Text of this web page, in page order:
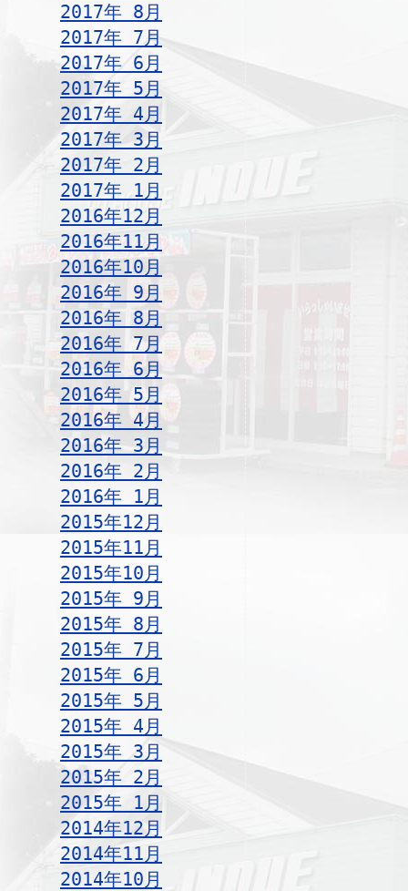
2017年 8月
2017年 7月
2017年 6月
2017年 5月
2017年 4月
2017年 3月
2017年 2月
2017年 1月
2016年12月
2016年11月
2016年10月
2016年 9月
2016年 8月
2016年 7月
2016年 6月
2016年 5月
2016年 4月
2016年 3月
2016年 2月
2016年 1月
2015年12月
2015年11月
2015年10月
2015年 9月
2015年 8月
2015年 7月
2015年 6月
2015年 5月
2015年 4月
2015年 3月
2015年 2月
2015年 1月
2014年12月
2014年11月
2014年10月